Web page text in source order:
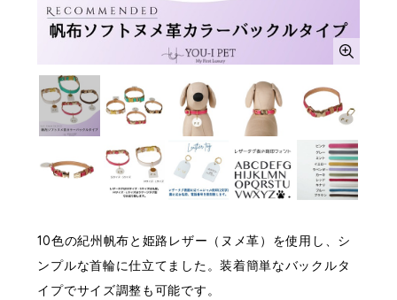
10色の紀州帆布と姫路レザー（ヌメ革）を使用し、シ
ンプルな首輪に仕立てました。装着簡単なバックルタ
イプでサイズ調整も可能です。